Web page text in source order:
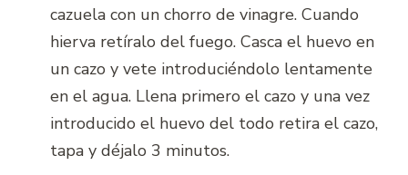
cazuela con un chorro de vinagre. Cuando
hierva retíralo del fuego. Casca el huevo en
un cazo y vete introduciéndolo lentamente
en el agua. Llena primero el cazo y una vez
introducido el huevo del todo retira el cazo,
tapa y déjalo 3 minutos.